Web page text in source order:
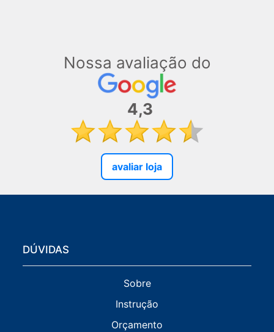
Nossa avaliação do
4,3
avaliar loja
DÚVIDAS
Sobre
Instrução
Orçamento